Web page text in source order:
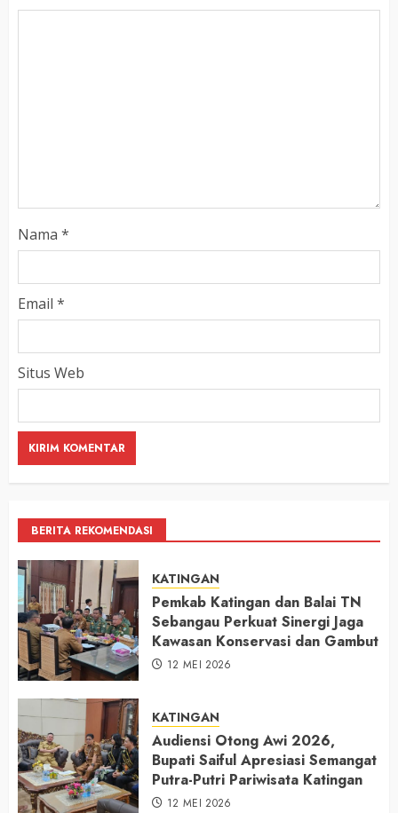
Nama *
Email *
Situs Web
BERITA REKOMENDASI
KATINGAN
Pemkab Katingan dan Balai TN
Sebangau Perkuat Sinergi Jaga
Kawasan Konservasi dan Gambut
12 MEI 2026
KATINGAN
Audiensi Otong Awi 2026,
Bupati Saiful Apresiasi Semangat
Putra-Putri Pariwisata Katingan
12 MEI 2026